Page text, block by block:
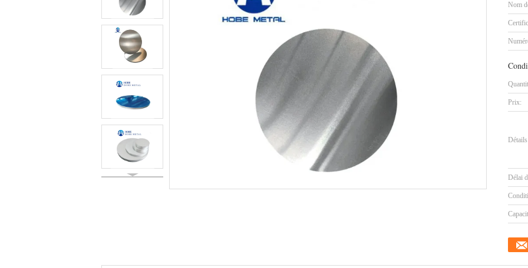
Nom
Prix:
Délai